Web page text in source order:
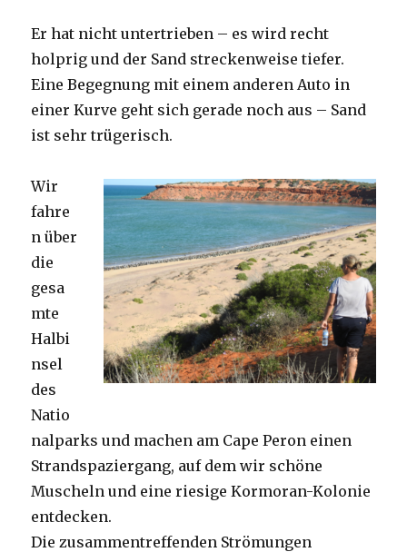
Er hat nicht untertrieben – es wird recht
holprig und der Sand streckenweise tiefer.
Eine Begegnung mit einem anderen Auto in
einer Kurve geht sich gerade noch aus – Sand
ist sehr trügerisch.
Wir
fahre
n über
die
gesa
mte
Halbi
nsel
des
Natio
nalparks und machen am Cape Peron einen
Strandspaziergang, auf dem wir schöne
Muscheln und eine riesige Kormoran-Kolonie
entdecken.
Die zusammentreffenden Strömungen